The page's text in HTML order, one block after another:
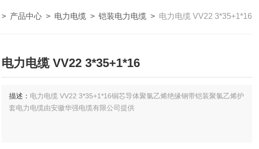
> 产品中心 > 电力电缆 > 铠装电力电缆 > 电力电缆 VV22 3*35+1*16
电力电缆 VV22 3*35+1*16
描述： 电力电缆 VV22 3*35+1*16铜芯导体聚氯乙烯绝缘钢带铠装聚氯乙烯护
套电力电缆由安徽华强电缆有限公司提供